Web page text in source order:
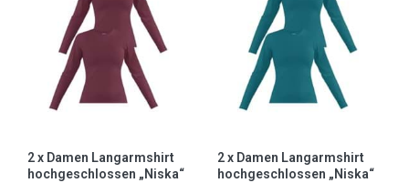
2 x Damen Langarmshirt
hochgeschlossen „Niska“
2 x Damen Langarmshirt
hochgeschlossen „Niska“